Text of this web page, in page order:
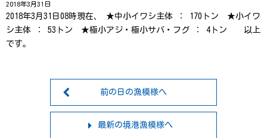
2018年3月31日
2018年3月31日08時現在、 ★中小イワシ主体 ： 170トン ★小イワ
シ主体 ： 53トン ★極小アジ・極小サバ・フグ ： 4トン 以上
です。
前の日の漁模様へ
最新の境港漁模様へ